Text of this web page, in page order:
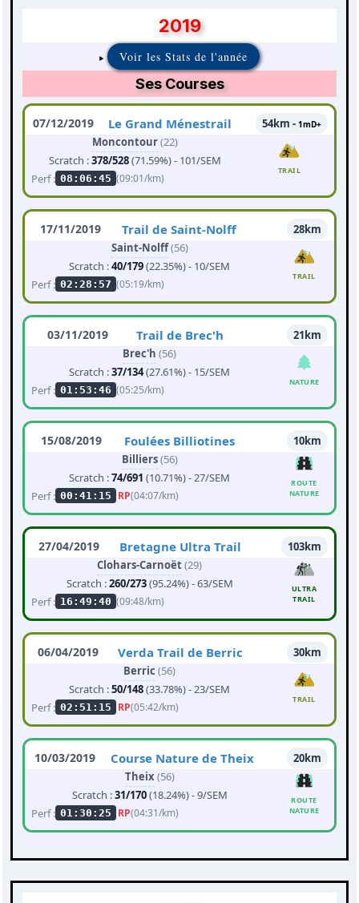
2019
Voir les Stats de l'année
Ses Courses
07/12/2019 Le Grand Ménestrail 54km - 1mD+
Moncontour(22)
Scratch :378/528(71.59%) - 101/SEM
Perf : 08:06:45 (09:01/km)
TRAIL
17/11/2019 Trail de Saint-Nolff
28km
Saint-Nolff(56)
Scratch :40/179(22.35%) - 10/SEM
Perf : 02:28:57 (05:19/km)
TRAIL
03/11/2019 Trail de Brec'h
21km
Brec'h (56)
Scratch :37/134(27.61%) - 15/SEM
Perf : 01:53:46 (05:25/km)
NATURE
15/08/2019 Foulées Billiotines
10km
Billiers(56)
Scratch :74/691 (10.71%) - 27/SEM
Perf : 00:41:15 RP(04:07/km)
ROUTE
NATURE
27/04/2019 Bretagne Ultra Trail
103km
Clohars-Carnoët(29)
Scratch :260/273(95.24%) - 63/SEM
Perf : 16:49:40 (09:48/km)
ULTRA
TRAIL
06/04/2019 Verda Trail de Berric
30km
Berric (56)
Scratch :50/148(33.78%) - 23/SEM
Perf : 02:51:15 RP(05:42/km)
TRAIL
10/03/2019 Course Nature de Theix
20km
Theix(56)
Scratch :31/170(18.24%) - 9/SEM
Perf : 01:30:25 RP(04:31/km)
ROUTE
NATURE